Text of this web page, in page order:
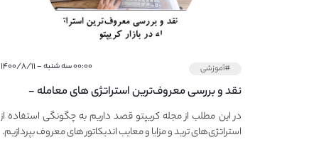
#آموزشی ۰۰:۰۰ سه شنبه - ۱۴۰۰/۸/۱۱
نقد و بررسی معروف‌ترین استراتژی های معامله -
معرفی استراتژی های مهم ترید در بازار کریپتو
در این مطلب از مجله کریپتو قصد داریم به چگونگی استفاده از
استراتژی‌های ترید و مزایا و معایب اندیکاتور های معروف بپردازیم.